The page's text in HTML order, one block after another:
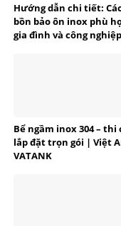
Hướng dẫn chi tiết:
bồn bảo ôn inox phù
gia đình và công nghiệp
Bể ngầm inox 304 – thi
lắp đặt trọn gói | Việt
VATANK